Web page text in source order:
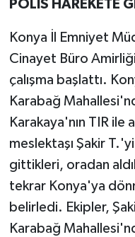
POLİS HAREKETE
Konya İl Emniyet
Cinayet Büro
çalışma başlattı.
Karabağ
Karakaya'nın TIR ile
meslektaşı Şakir
gittikleri, oradan
tekrar Konya'ya
belirledi. Ekipler,
Karabağ